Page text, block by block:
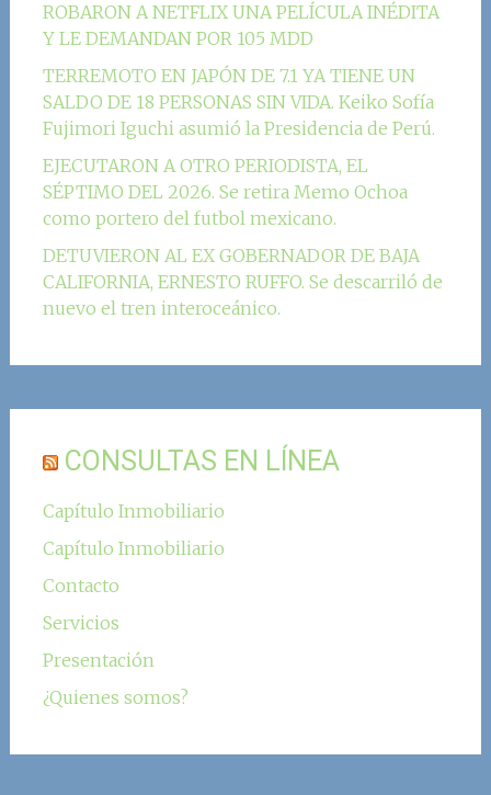
ROBARON A NETFLIX UNA PELÍCULA INÉDITA
Y LE DEMANDAN POR 105 MDD
TERREMOTO EN JAPÓN DE 7.1 YA TIENE UN
SALDO DE 18 PERSONAS SIN VIDA. Keiko Sofía
Fujimori Iguchi asumió la Presidencia de Perú.
EJECUTARON A OTRO PERIODISTA, EL
SÉPTIMO DEL 2026. Se retira Memo Ochoa
como portero del futbol mexicano.
DETUVIERON AL EX GOBERNADOR DE BAJA
CALIFORNIA, ERNESTO RUFFO. Se descarriló de
nuevo el tren interoceánico.
CONSULTAS EN LÍNEA
Capítulo Inmobiliario
Capítulo Inmobiliario
Contacto
Servicios
Presentación
¿Quienes somos?